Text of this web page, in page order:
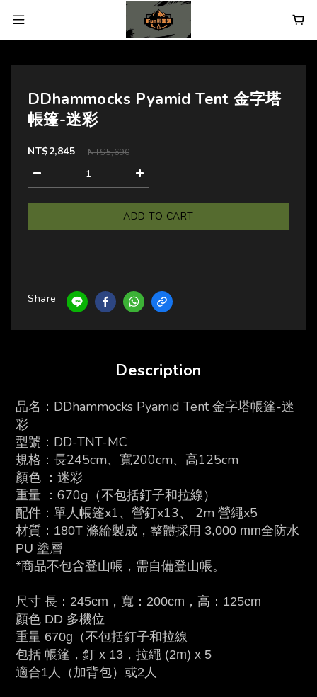
DDhammocks Pyamid Tent 金字塔
帳篷-迷彩
NT$5,690
NT$2,845
ADD TO CART
Share
Description
品名： DDhammocks Pyamid Tent 金字塔帳篷-迷
彩
型號：DD-TNT-MC
規格：長245cm、寬200cm、高125cm
顏色 ：迷彩
重量 ：670g（不包括釘子和拉線）
配件：單人帳篷x1、營釘x13、 2m 營繩x5
材質： 180T 滌綸製成，整體採用 3,000 mm全防水
PU 塗層
*商品不包含登山帳，需自備登山帳。
尺寸 長：245cm，寬：200cm，高：125cm
顏色 DD 多機位
重量 670g（不包括釘子和拉線
包括 帳篷，釘 x 13，拉繩 (2m) x 5
適合1人（加背包）或2人